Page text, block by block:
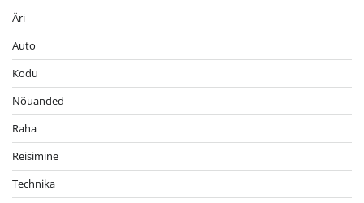
Äri
Auto
Kodu
Nõuanded
Raha
Reisimine
Technika